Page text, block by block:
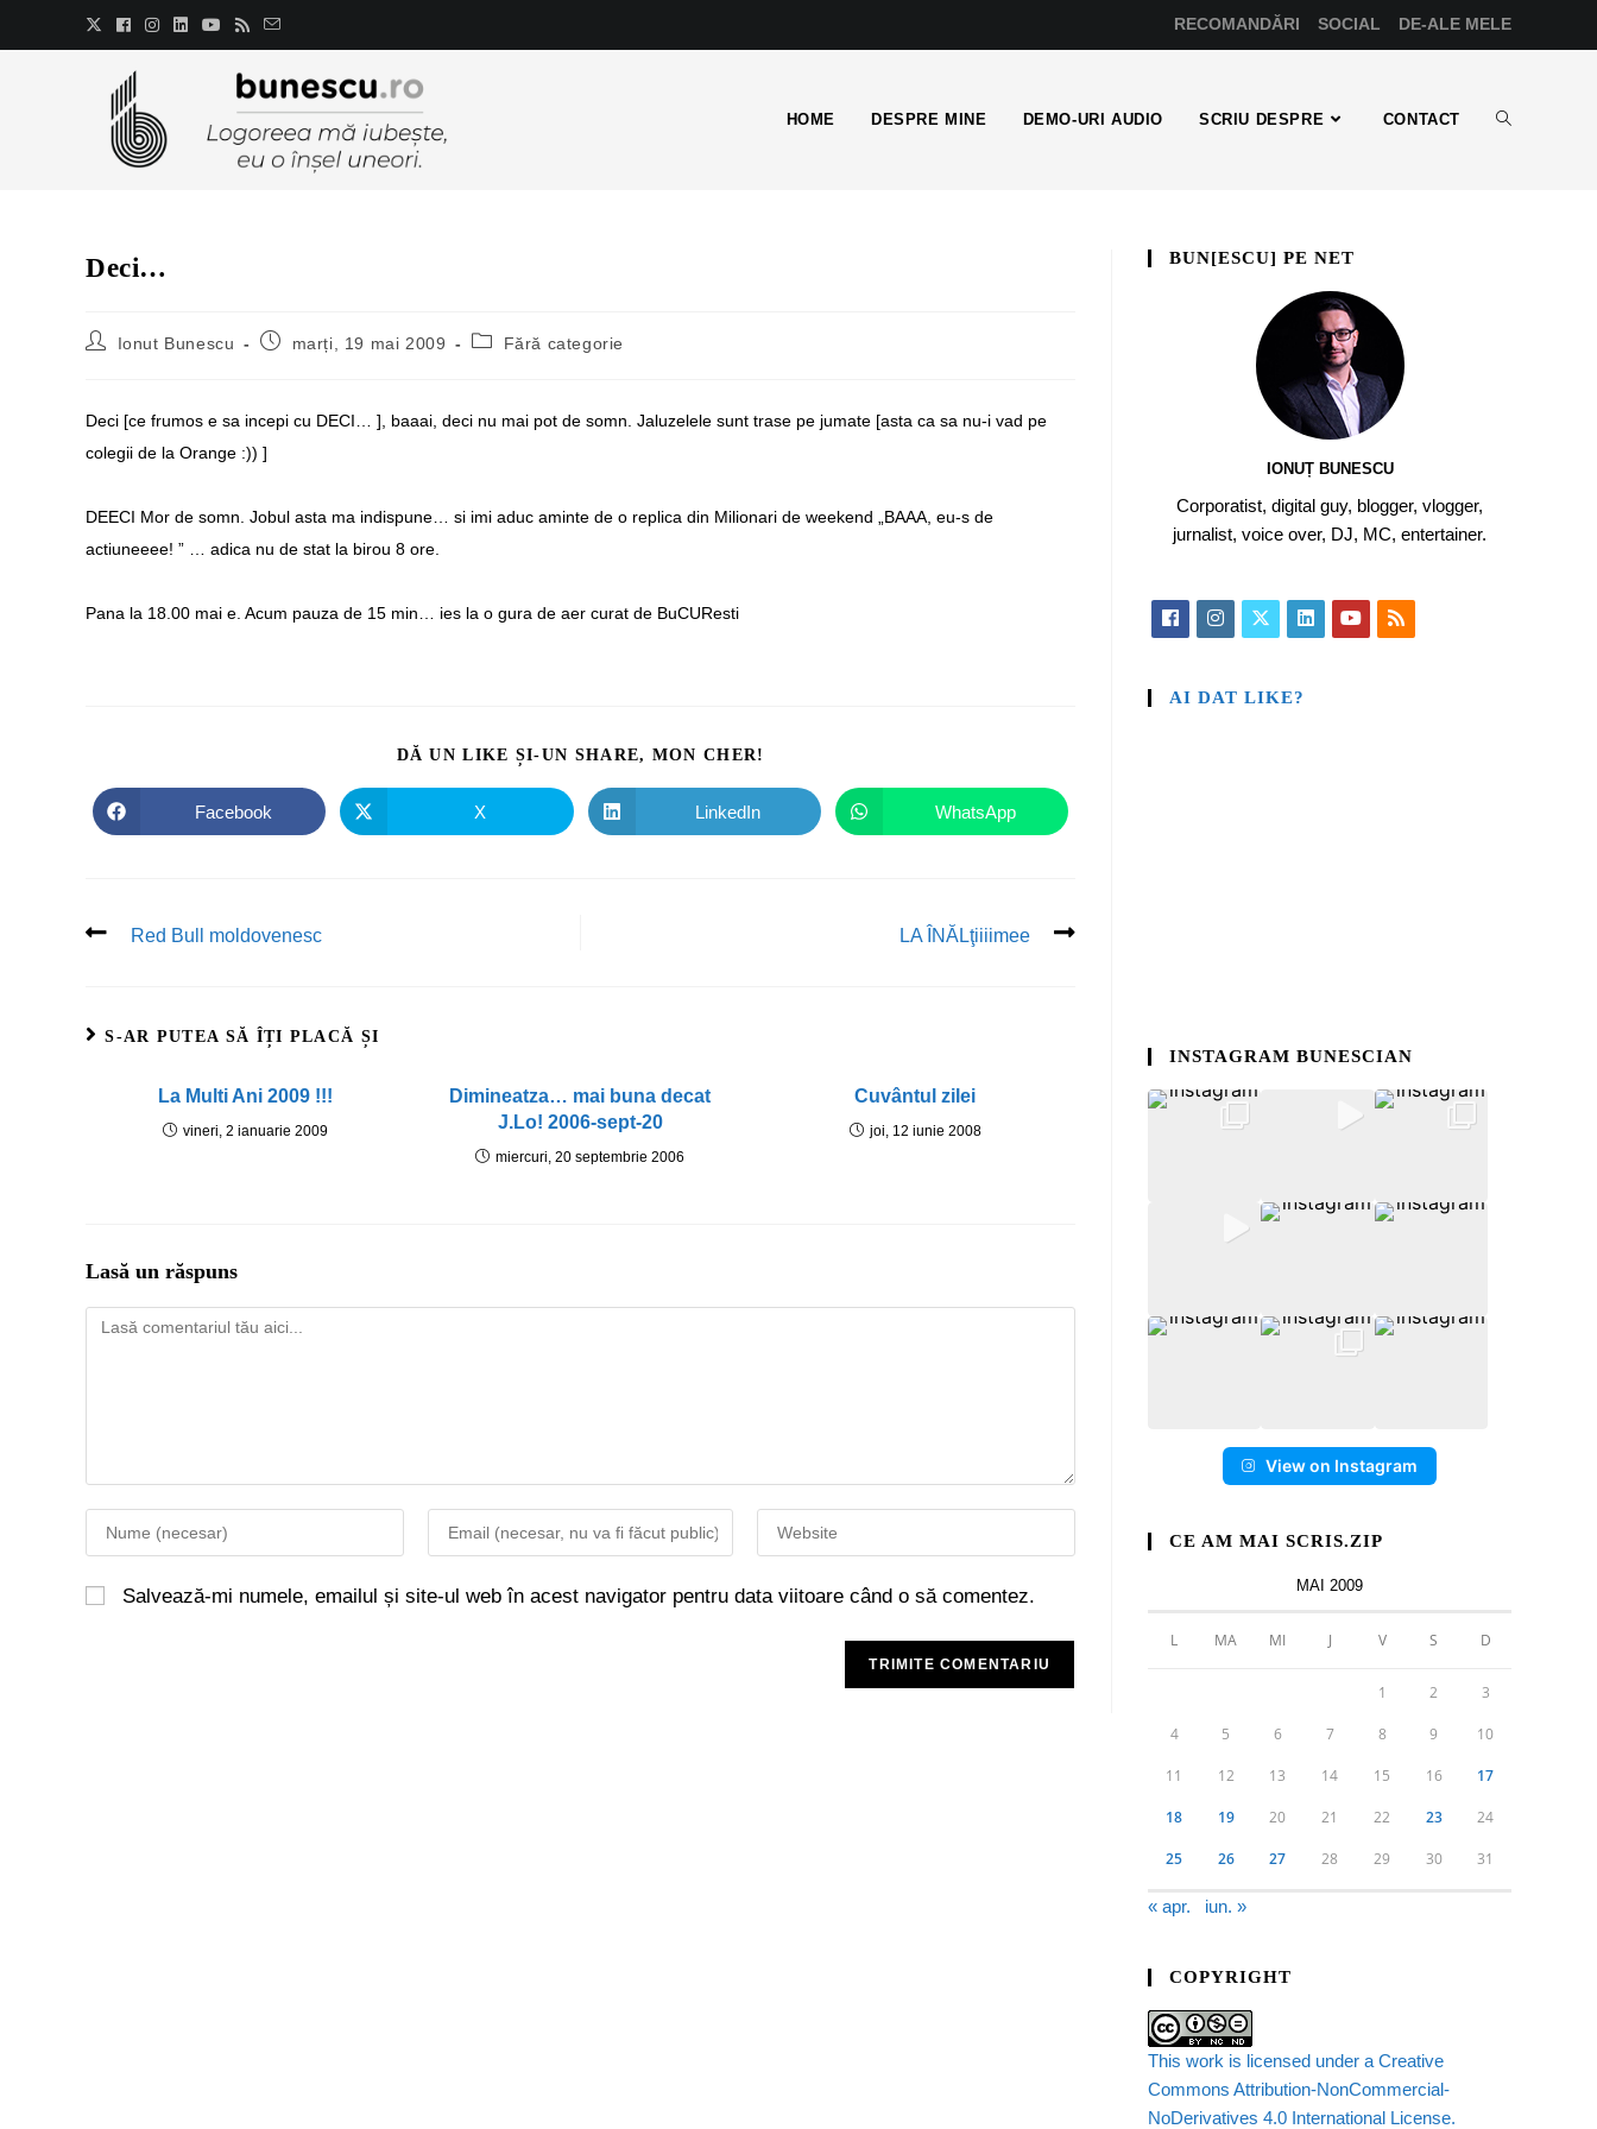
RECOMANDĂRI SOCIAL DE-ALE MELE
HOME DESPRE MINE DEMO-URI AUDIO SCRIU DESPRE CONTACT
Deci…
Ionut Bunescu marți, 19 mai 2009 Fără categorie
Deci [ce frumos e sa incepi cu DECI… ], baaai, deci nu mai pot de somn. Jaluzelele sunt trase pe jumate [asta ca sa nu-i vad pe
colegii de la Orange :)) ]
DEECI Mor de somn. Jobul asta ma indispune… si imi aduc aminte de o replica din Milionari de weekend „BAAA, eu-s de
actiuneeee! ” … adica nu de stat la birou 8 ore.
Pana la 18.00 mai e. Acum pauza de 15 min… ies la o gura de aer curat de BuCUResti
DĂ UN LIKE ȘI-UN SHARE, MON CHER!
Facebook X LinkedIn WhatsApp
Red Bull moldovenesc LA ÎNĂLţiiiimee
S-AR PUTEA SĂ ÎȚI PLACĂ ȘI
La Multi Ani 2009 !!!
vineri, 2 ianuarie 2009
Dimineatza… mai buna decat
J.Lo! 2006-sept-20
miercuri, 20 septembrie 2006
Cuvântul zilei
joi, 12 iunie 2008
Lasă un răspuns
Salvează-mi numele, emailul și site-ul web în acest navigator pentru data viitoare când o să comentez.
BUN[ESCU] PE NET
IONUȚ BUNESCU
Corporatist, digital guy, blogger, vlogger,
jurnalist, voice over, DJ, MC, entertainer.
AI DAT LIKE?
INSTAGRAM BUNESCIAN
View on Instagram
CE AM MAI SCRIS.ZIP
MAI 2009
L MA MI J V S D
1 2 3
4 5 6 7 8 9 10
11 12 13 14 15 16 17
18 19 20 21 22 23 24
25 26 27 28 29 30 31
« apr. iun. »
COPYRIGHT
This work is licensed under a Creative
Commons Attribution-NonCommercial-
NoDerivatives 4.0 International License.